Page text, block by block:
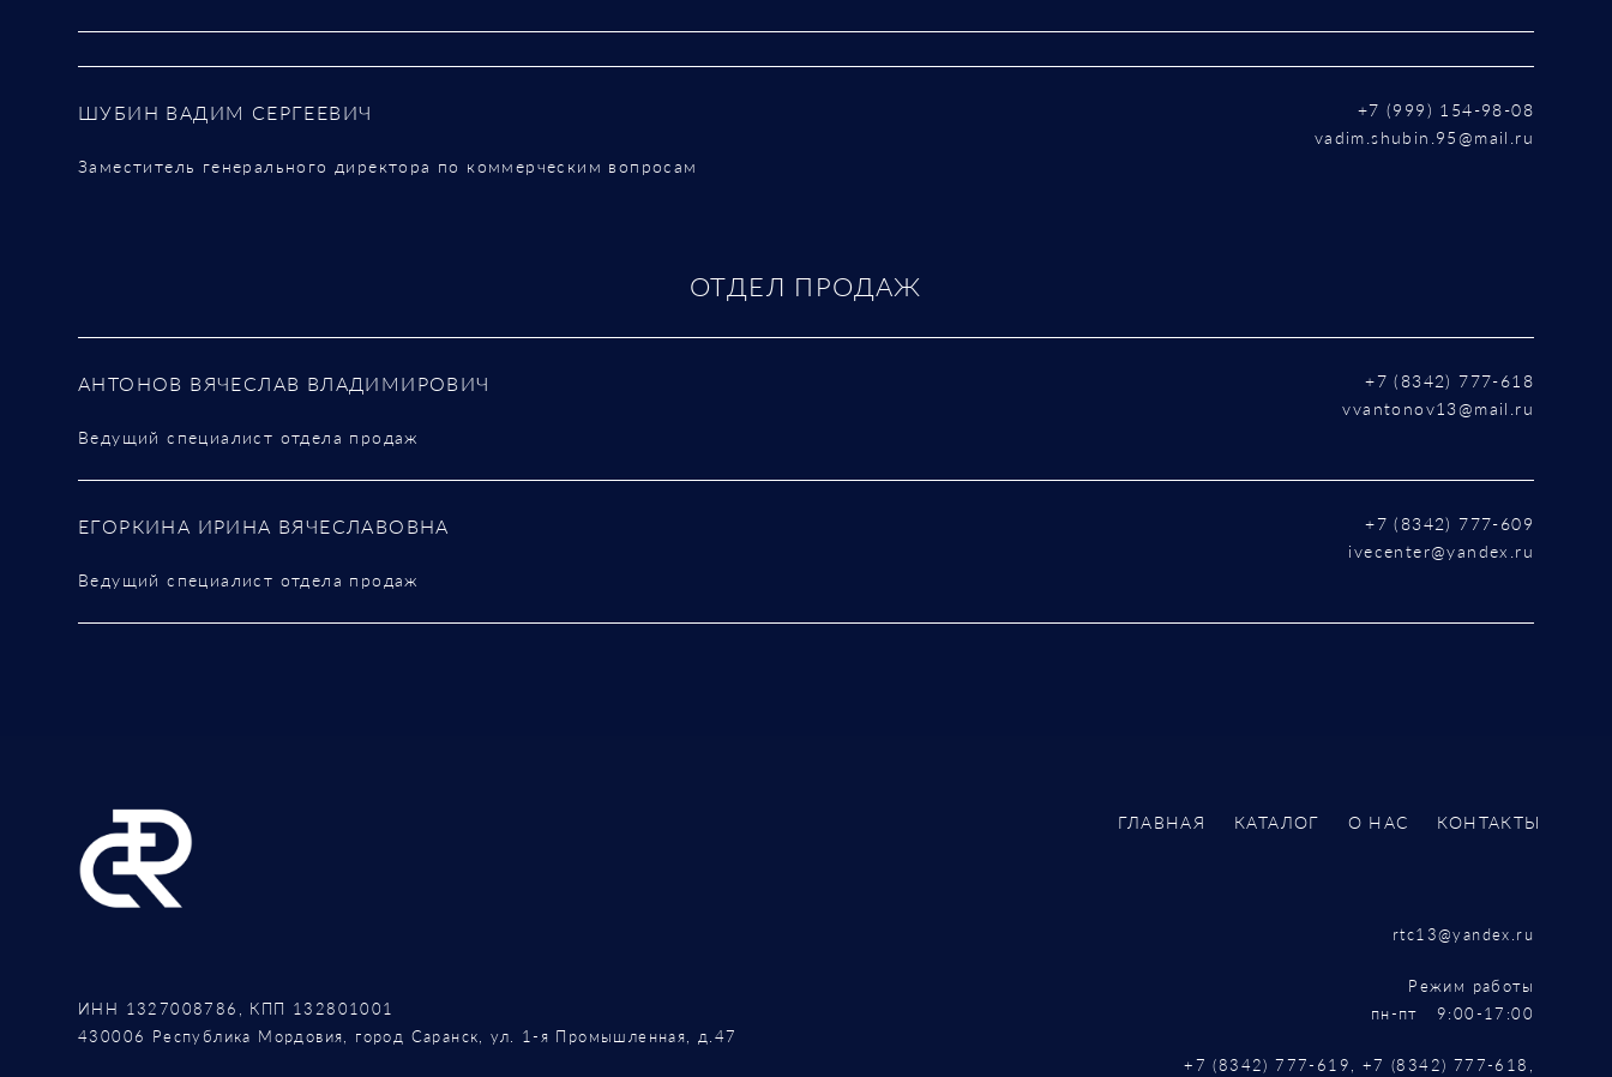
ШУБИН ВАДИМ СЕРГЕЕВИЧ
Заместитель генерального директора по коммерческим вопросам
+7 (999) 154-98-08
vadim.shubin.95@mail.ru
ОТДЕЛ ПРОДАЖ
АНТОНОВ ВЯЧЕСЛАВ ВЛАДИМИРОВИЧ
Ведущий специалист отдела продаж
+7 (8342) 777-618
vvantonov13@mail.ru
ЕГОРКИНА ИРИНА ВЯЧЕСЛАВОВНА
Ведущий специалист отдела продаж
+7 (8342) 777-609
ivecenter@yandex.ru
ИНН 1327008786, КПП 132801001
430006 Республика Мордовия, город Саранск, ул. 1-я Промышленная, д.47
ГЛАВНАЯ КАТАЛОГ О НАС КОНТАКТЫ
rtc13@yandex.ru
Режим работы
пн-пт 9:00-17:00
+7 (8342) 777-619, +7 (8342) 777-618,